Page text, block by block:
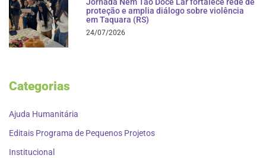
proteção e amplia diálogo sobre violência
em Taquara (RS)
24/07/2026
Categorias
Ajuda Humanitária
Editais Programa de Pequenos Projetos
Institucional